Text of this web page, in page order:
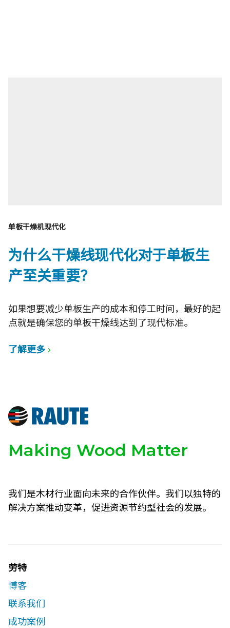
单板干燥机现代化
为什么干燥线现代化对于单板生
产至关重要？
如果想要减少单板生产的成本和停工时间，最好的起
点就是确保您的单板干燥线达到了现代标准。
了解更多
Making Wood Matter
我们是木材行业面向未来的合作伙伴。我们以独特的
解决方案推动变革，促进资源节约型社会的发展。
劳特
博客
联系我们​
成功案例